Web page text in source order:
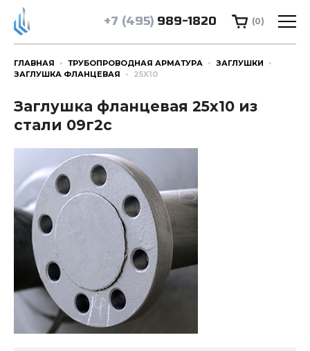
+7 (495) 989-1820 (0)
ГЛАВНАЯ ТРУБОПРОВОДНАЯ АРМАТУРА
ЗАГЛУШКИ
ЗАГЛУШКА ФЛАНЦЕВАЯ
25Х10
Заглушка фланцевая 25х10 из
стали 09г2с